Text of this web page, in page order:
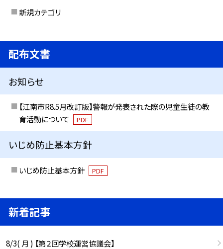
新規カテゴリ
配布文書
お知らせ
【江南市R8.5月改訂版】警報が発表された際の児童生徒の教
育活動について
PDF
いじめ防止基本方針
いじめ防止基本方針 PDF
新着記事
8/3( 月 ) 【第２回学校運営協議会】